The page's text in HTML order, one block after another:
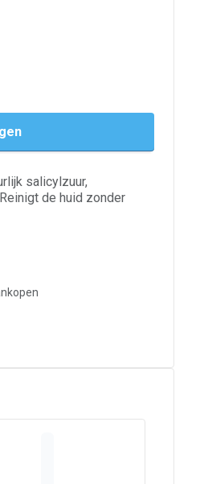
salicylzuur,
de huid zonder